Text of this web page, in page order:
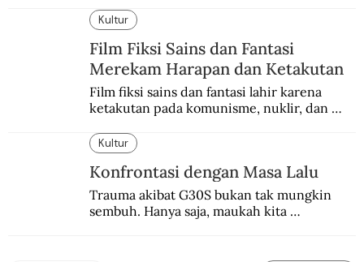
dengan berbagai cara yang bisa memenuhi
rasa keadilan.
Kultur
Film Fiksi Sains dan Fantasi
Merekam Harapan dan Ketakutan
Film fiksi sains dan fantasi lahir karena
ketakutan pada komunisme, nuklir, dan
Kultur
Konfrontasi dengan Masa Lalu
Trauma akibat G30S bukan tak mungkin
sembuh. Hanya saja, maukah kita